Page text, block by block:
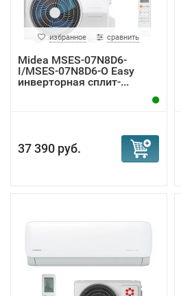
избранное сравнить
Midea MSES-07N8D6-
I/MSES-07N8D6-O Easy
инверторная сплит-...
37 390 руб.